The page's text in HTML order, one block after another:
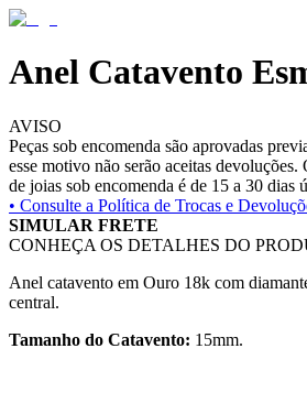
Anel Catavento
AVISO
Peças sob encomenda são aprovadas
esse motivo não serão aceitas
de joias sob encomenda é de 15 a 30 dias
• Consulte a Política de Trocas e
SIMULAR FRETE
CONHEÇA OS DETALHES DO
Anel catavento em Ouro 18k com
central.
Tamanho do Catavento: 15mm.